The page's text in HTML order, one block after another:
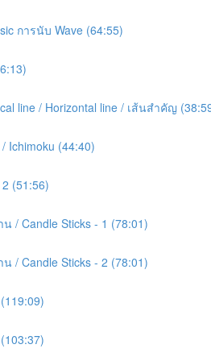
การนับ Wave (64:55)
line / Horizontal line / เส้นสำคัญ
Ichimoku (44:40)
(51:56)
/ Candle Sticks - 1 (78:01)
/ Candle Sticks - 2 (78:01)